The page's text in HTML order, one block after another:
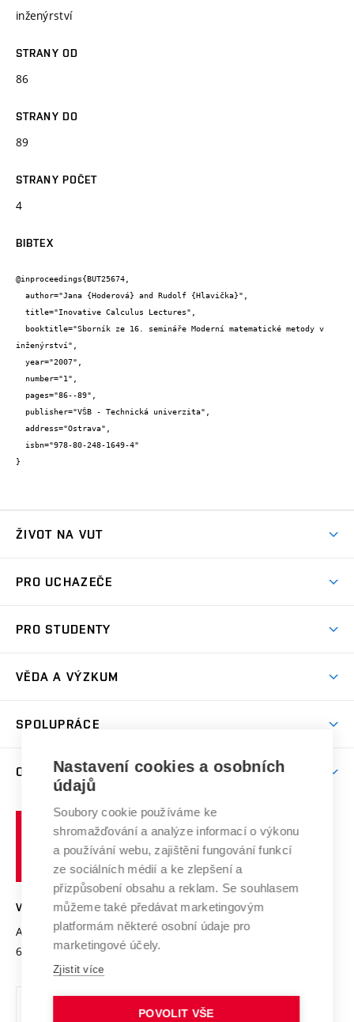
inženýrství
STRANY OD
86
STRANY DO
89
STRANY POČET
4
BIBTEX
@inproceedings{BUT25674,
inženýrství",
}
ŽIVOT NA VUT
Koleje
Sport na VUT
PRO UCHAZEČE
Dny otevřených dveří
Celoživotní vzdělávání
E-přihláška
PRO STUDENTY
Harmonogram akademického roku
Závěrečné práce
Doktorské studium
Zpracování osobních údajů studentů
Sociální bezpečí
Studium bez bariér
Podpora podnikání
VĚDA A VÝZKUM
Mezinárodní vědecká rada
Systém zajišťování kvality výzkumu
Výzkumné infrastruktury
Transfer znalostí
Open Science
Projekty
Projekty ze strukturálních fondů
Specifický výzkum
SPOLUPRÁCE
Firemní spolupráce
Zahraniční spolupráce
Spolupráce se školami
Mezinárodní dohody
Univerzitní sítě
O UNIVERZITĚ
Profil univerzity
Udržitelná univerzita
Podnikavá univerzita / ContriBUTe
Bezpečná univerzita
Vyznamenání
Organizační struktura
Ochrana osobních údajů
učení
technické
Brně
VYSOKÉ UČENÍ TECHNICKÉ V BRNĚ
Antonínská 548/1
602 00 Brno
www.vut.cz
vut@vutbr.cz
Nastavení cookies a osobních
údajů
Soubory cookie používáme ke
shromažďování a analýze informací o výkonu
a používání webu, zajištění fungování funkcí
ze sociálních médií a ke zlepšení a
přizpůsobení obsahu a reklam. Se souhlasem
můžeme také předávat marketingovým
platformám některé osobní údaje pro
marketingové účely.
Zjistit více
POVOLIT VŠE